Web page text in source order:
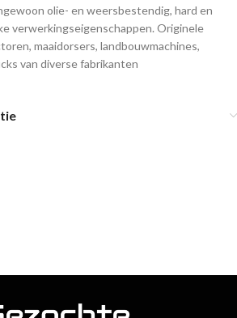
olie- en weersbestendig, hard en
verwerkingseigenschappen. Originele
maaidorsers, landbouwmachines,
van diverse fabrikanten